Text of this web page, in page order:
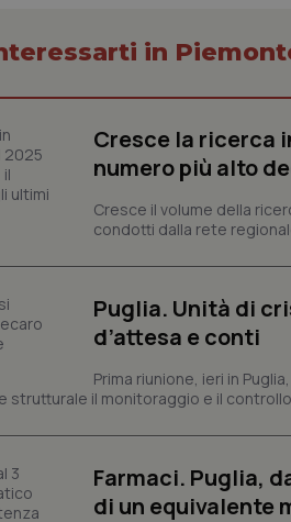
in
Cresce la ricerca
numero più alto
Cresce il volume della
condotti dalla rete
Puglia. Unità di
d’attesa e conti
Prima riunione, ieri in
strutturale il monitoraggio e il
Farmaci. Puglia,
di un equivalente
e l'accesso alle
Nome
tracking-sites-
tracking-enable
session-id